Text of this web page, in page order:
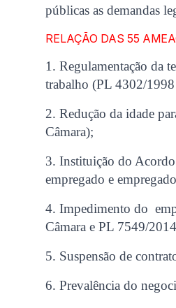
públicas as demandas
RELAÇÃO DAS 55
1. Regulamentação da
trabalho (PL 4302/
2. Redução da idade
Câmara);
3. Instituição do
empregado e
4. Impedimento do
Câmara e PL 7549/
5. Suspensão de
6. Prevalência do